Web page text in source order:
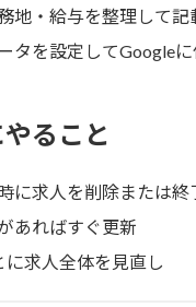
地・給与を整理して記
タを設定してGoogleに
ること
に求人を削除または終
あればすぐ更新
に求人全体を見直し